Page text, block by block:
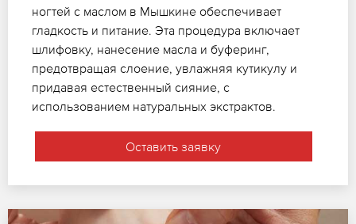
ногтей с маслом в Мышкине обеспечивает
гладкость и питание. Эта процедура включает
шлифовку, нанесение масла и буферинг,
предотвращая слоение, увлажняя кутикулу и
придавая естественный сияние, с
использованием натуральных экстрактов.
Оставить заявку